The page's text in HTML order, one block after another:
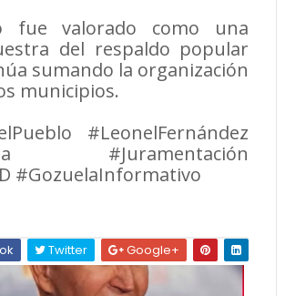
fue valorado como una
del respaldo popular
sumando la organización
municipios.
#LeonelFernández
#Juramentación
#GozuelaInformativo
Twitter Google+